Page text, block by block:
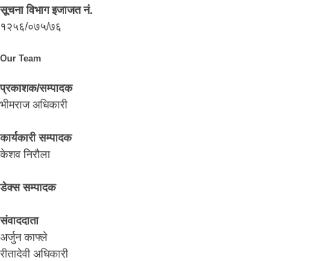
सूचना विभाग इजाजत नं.
१२५६/०७५/७६
Our Team
प्रकाशक/सम्पादक
भीमराज अधिकारी
कार्यकारी सम्पादक
केशव निरौला
डेक्स सम्पादक
संवाददाता
अर्जुन काफ्ले
रीतादेवी अधिकारी